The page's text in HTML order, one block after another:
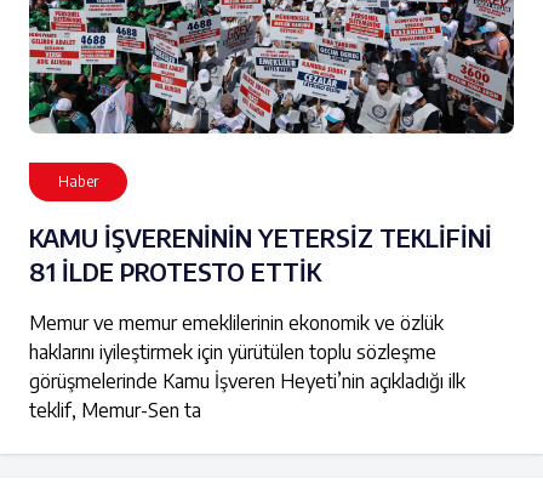
Haber
KAMU İŞVERENİNİN YETERSİZ TEKLİFİNİ
81 İLDE PROTESTO ETTİK
Memur ve memur emeklilerinin ekonomik ve özlük
haklarını iyileştirmek için yürütülen toplu sözleşme
görüşmelerinde Kamu İşveren Heyeti’nin açıkladığı ilk
teklif, Memur-Sen ta